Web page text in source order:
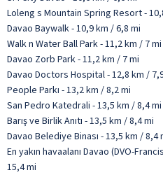
Loleng s Mountain Spring Resort -
Davao Baywalk - 10,9 km / 6,8 mi
Walk n Water Ball Park - 11,2 km / 7 mi
Davao Zorb Park - 11,2 km / 7 mi
Davao Doctors Hospital - 12,8 km /
People Parkı - 13,2 km / 8,2 mi
San Pedro Katedrali - 13,5 km / 8,4 mi
Barış ve Birlik Anıtı - 13,5 km / 8,4 mi
Davao Belediye Binası - 13,5 km / 8,4
En yakın havaalanı Davao (DVO-
15,4 mi